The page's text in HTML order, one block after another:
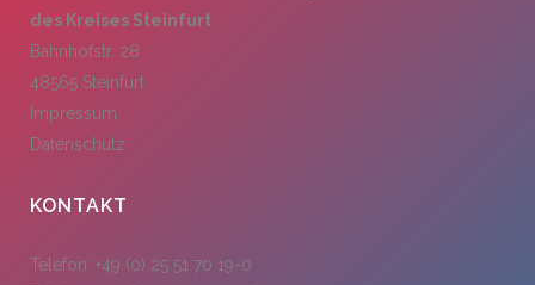
des Kreises Steinfurt
Bahnhofstr. 28
48565 Steinfurt
Impressum
Datenschutz
KONTAKT
Telefon: +49 (0) 25 51 70 19-0